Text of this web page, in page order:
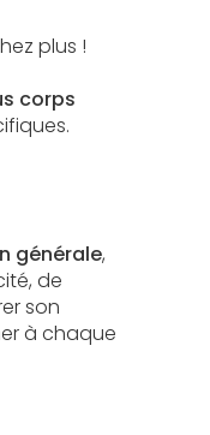
plus !
corps
générale,
de
son
à chaque